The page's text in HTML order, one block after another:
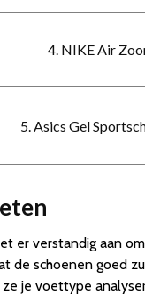
4. NIKE Air
5. Asics Gel
er verstandig aan
de schoenen goed
je voettype